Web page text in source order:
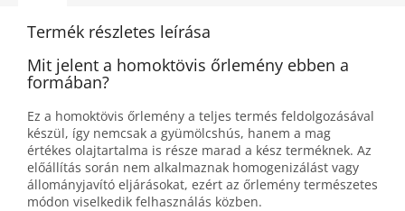
Termék részletes leírása
Mit jelent a homoktövis őrlemény ebben a
formában?
Ez a homoktövis őrlemény a teljes termés feldolgozásával
készül, így nemcsak a gyümölcshús, hanem a mag
értékes olajtartalma is része marad a kész terméknek. Az
előállítás során nem alkalmaznak homogenizálást vagy
állományjavító eljárásokat, ezért az őrlemény természetes
módon viselkedik felhasználás közben.